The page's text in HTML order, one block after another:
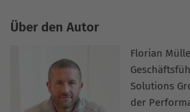
Über den Autor
Florian
Solutions
der